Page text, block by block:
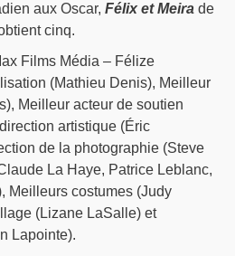
aux Oscar,Félix et Meira de
cinq.
Films Média – Félize
(Mathieu Denis), Meilleur
Meilleur acteur de soutien
artistique (Éric
de la photographie (Steve
La Haye, Patrice Leblanc,
Meilleurs costumes (Judy
(Lizane LaSalle) et
Lapointe).